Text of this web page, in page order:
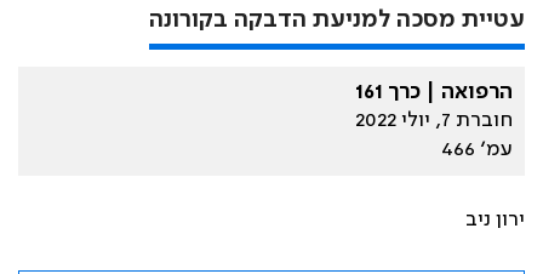
עטיית מסכה למניעת הדבקה בקורונה
הרפואה | כרך 161
חוברת 7, יולי 2022
עמ׳ 466
ירון ניב